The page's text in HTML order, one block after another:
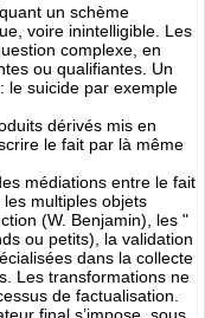
un schème
voire inintelligible. Les
complexe, en
ou qualifiantes. Un
le suicide par exemple
dérivés mis en
le fait par là même
médiations entre le fait
multiples objets
(W. Benjamin), les "
ou petits), la validation
dans la collecte
Les transformations ne
de factualisation.
final s’impose, sous